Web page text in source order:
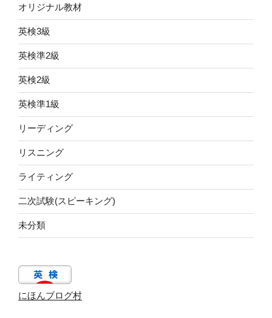
オリジナル教材
英検3級
英検準2級
英検2級
英検準1級
リーディング
リスニング
ライティング
二次試験(スピーキング)
未分類
にほんブログ村